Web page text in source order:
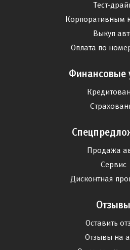
Тест-
Корпоративным
Выкуп
Оплата по
Финансовые
Продажа
Сервис
Дисконтная
Отзывы
Оставить
Отзывы на